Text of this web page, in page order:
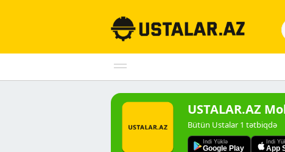
USTALAR.AZ
Bütün Ustalar 1 tətbiqdə
Indi Yüklə
Google Play
Indi
App